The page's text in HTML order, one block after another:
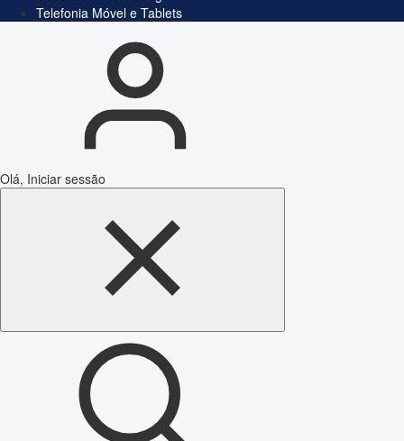
Telefonia Móvel e Tablets
Olá, Iniciar sessão